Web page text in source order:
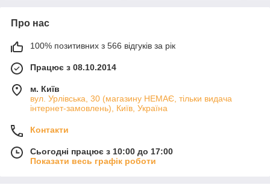
Про нас
100% позитивних з 566 відгуків за рік
Працює з 08.10.2014
м. Київ
вул. Урлівська, 30 (магазину НЕМАЄ, тільки видача
інтернет-замовлень), Київ, Україна
Контакти
Сьогодні працює з 10:00 до 17:00
Показати весь графік роботи